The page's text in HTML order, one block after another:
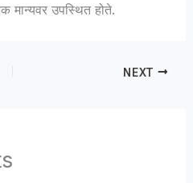
मान्यवर उपस्थित होते.
NEXT